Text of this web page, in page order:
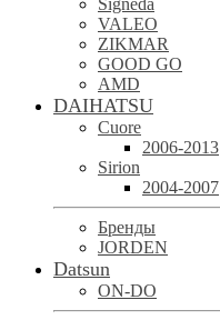
Signeda
VALEO
ZIKMAR
GOOD GO
AMD
DAIHATSU
Cuore
2006-2013
Sirion
2004-2007
Бренды
JORDEN
Datsun
ON-DO